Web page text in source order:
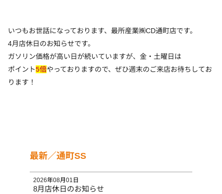
いつもお世話になっております、最所産業㈱CD通町店です。
4月店休日のお知らせです。
ガソリン価格が高い日が続いていますが、金・土曜日は
ポイント5倍やっておりますので、ぜひ週末のご来店お待ちしてお
ります！
最新／通町SS
8月店休日のお知らせ
2026年08月01日